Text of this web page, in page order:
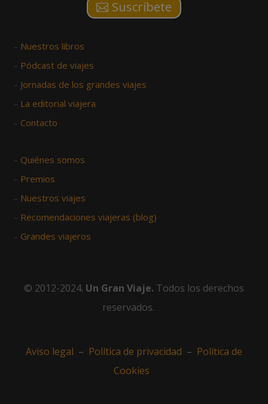
Suscríbete
– Nuestros libros
– Pódcast de viajes
– Jornadas de los grandes viajes
– La editorial viajera
– Contacto
– Quiénes somos
– Premios
– Nuestros viajes
– Recomendaciones viajeras (blog)
– Grandes viajeros
© 2012-2024. Un Gran Viaje. Todos los derechos
reservados.
Aviso legal – Política de privacidad – Política de
Cookies